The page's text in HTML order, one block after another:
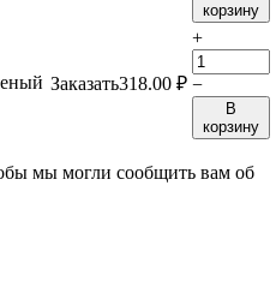
корзину
Заказать318.00 ₽
+
−
В
корзину
мы могли сообщить вам об